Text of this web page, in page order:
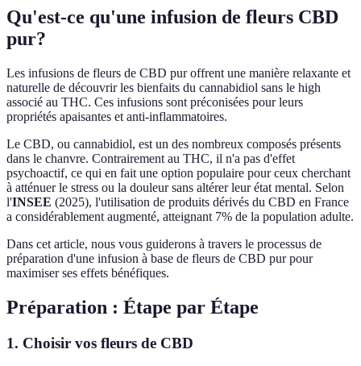
Qu'est-ce qu'une infusion de fleurs CBD
pur?
Les infusions de fleurs de CBD pur offrent une manière relaxante et
naturelle de découvrir les bienfaits du cannabidiol sans le high
associé au THC. Ces infusions sont préconisées pour leurs
propriétés apaisantes et anti-inflammatoires.
Le CBD, ou cannabidiol, est un des nombreux composés présents
dans le chanvre. Contrairement au THC, il n'a pas d'effet
psychoactif, ce qui en fait une option populaire pour ceux cherchant
à atténuer le stress ou la douleur sans altérer leur état mental. Selon
l'INSEE (2025), l'utilisation de produits dérivés du CBD en France
a considérablement augmenté, atteignant 7% de la population adulte.
Dans cet article, nous vous guiderons à travers le processus de
préparation d'une infusion à base de fleurs de CBD pur pour
maximiser ses effets bénéfiques.
Préparation : Étape par Étape
1. Choisir vos fleurs de CBD